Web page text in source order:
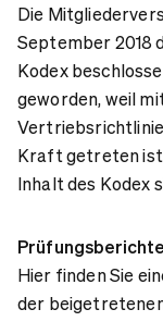
Die
September 2018
Kodex
geworden, weil
Kraft getreten
Inhalt des Kodex
Prüfungsberichte
Hier finden Sie
der